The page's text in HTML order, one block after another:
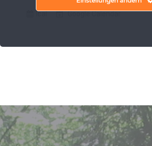
Ical Google Calendar